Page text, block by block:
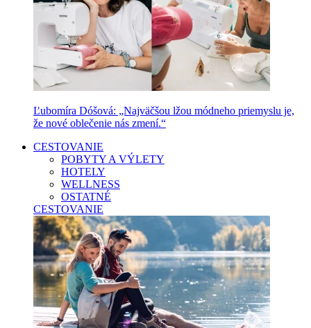
Ľubomíra Dóšová: „Najväčšou lžou módneho priemyslu je,
že nové oblečenie nás zmení.“
CESTOVANIE
POBYTY A VÝLETY
HOTELY
WELLNESS
OSTATNÉ
CESTOVANIE